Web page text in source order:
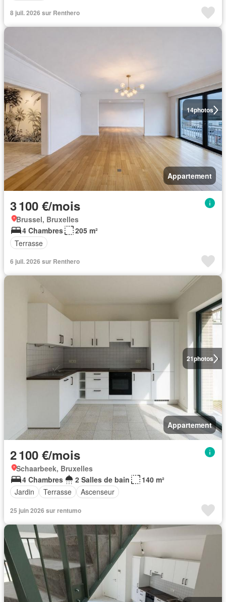
8 juil. 2026 sur Renthero
14photos
Appartement
3 100 €/mois
Brussel, Bruxelles
4 Chambres
205 m²
Terrasse
6 juil. 2026 sur Renthero
21photos
Appartement
2 100 €/mois
Schaarbeek, Bruxelles
4 Chambres
2 Salles de bain
140 m²
Jardin
Terrasse Ascenseur
25 juin 2026 sur rentumo